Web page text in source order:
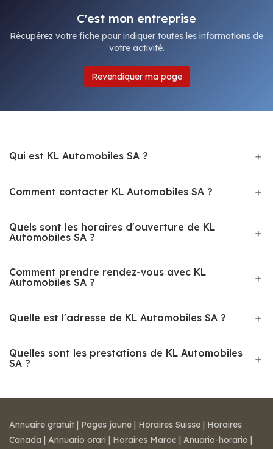
C'est mon entreprise
Récupérez votre fiche pour indiquer toutes les informations de
votre activité.
Revendiquer ma page
Qui est KL Automobiles SA ?
Comment contacter KL Automobiles SA ?
Quels sont les horaires d'ouverture de KL
Automobiles SA ?
Comment prendre rendez-vous avec KL
Automobiles SA ?
Quelle est l'adresse de KL Automobiles SA ?
Quelles sont les prestations de KL Automobiles
SA ?
Annuaire gratuit | Pages jaune | Horaires Suisse | Horaires
Canada | Annuario orari | Horaires Maroc | Anuario-horario |